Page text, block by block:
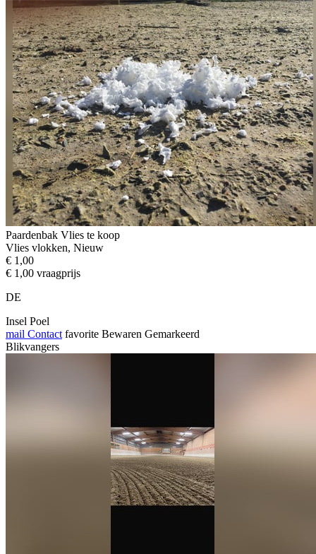
Paardenbak Vlies te koop
Vlies vlokken, Nieuw
€ 1,00
€ 1,00 vraagprijs
DE
Insel Poel
mail Contact favorite Bewaren Gemarkeerd
Blikvangers